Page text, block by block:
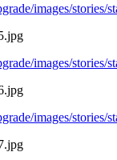
images/
images/
images/